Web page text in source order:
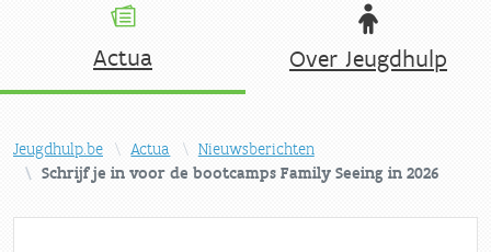
Actua Over Jeugdhulp
Jeugdhulp.be Actua
Nieuwsberichten
Schrijf je in voor de bootcamps Family Seeing in 2026